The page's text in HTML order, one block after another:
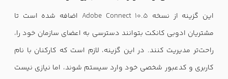
این گزینه از نسخه Adobe Connect 10.5 اضافه شده است تا
مشتریان ادوبی کانکت بتوانند دسترسی به اعضای سازمان خود را،
راحت‌تر مدیریت کنند. در این گزینه، لازم است که کارکنان با نام
کاربری و کدعبور شخصی خود وارد سیستم شوند، اما نیازی نیست